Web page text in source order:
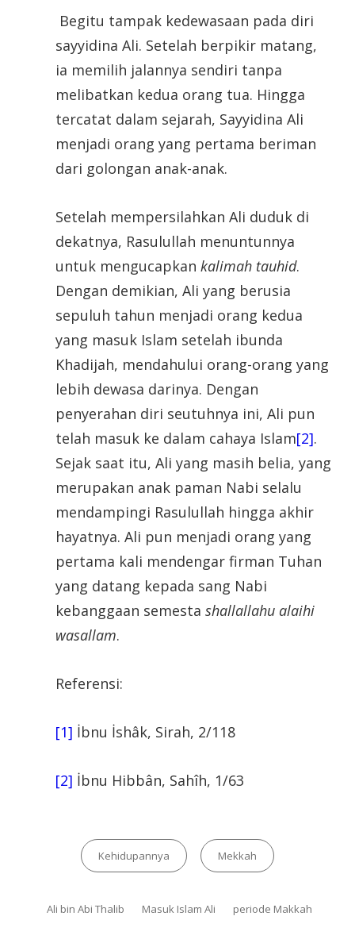
Begitu tampak kedewasaan pada diri
sayyidina Ali. Setelah berpikir matang,
ia memilih jalannya sendiri tanpa
melibatkan kedua orang tua. Hingga
tercatat dalam sejarah, Sayyidina Ali
menjadi orang yang pertama beriman
dari golongan anak-anak.
Setelah mempersilahkan Ali duduk di
dekatnya, Rasulullah menuntunnya
untuk mengucapkan kalimah tauhid.
Dengan demikian, Ali yang berusia
sepuluh tahun menjadi orang kedua
yang masuk Islam setelah ibunda
Khadijah, mendahului orang-orang yang
lebih dewasa darinya. Dengan
penyerahan diri seutuhnya ini, Ali pun
telah masuk ke dalam cahaya Islam[2].
Sejak saat itu, Ali yang masih belia, yang
merupakan anak paman Nabi selalu
mendampingi Rasulullah hingga akhir
hayatnya. Ali pun menjadi orang yang
pertama kali mendengar firman Tuhan
yang datang kepada sang Nabi
kebanggaan semesta shallallahu alaihi
wasallam.
Referensi:
[1] İbnu İshâk, Sirah, 2/118
[2] İbnu Hibbân, Sahîh, 1/63
Kehidupannya Mekkah
Ali bin Abi Thalib Masuk Islam Ali periode Makkah